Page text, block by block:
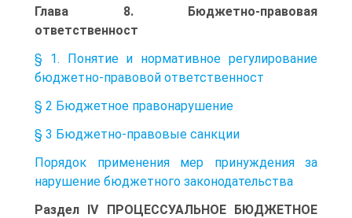
Глава 8. Бюджетно-правовая
ответственност
§ 1. Понятие и нормативное регулирование
бюджетно-правовой ответственност
§ 2 Бюджетное правонарушение
§ 3 Бюджетно-правовые санкции
Порядок применения мер принуждения за
нарушение бюджетного законодательства
Раздел IV ПРОЦЕССУАЛЬНОЕ БЮДЖЕТНОЕ